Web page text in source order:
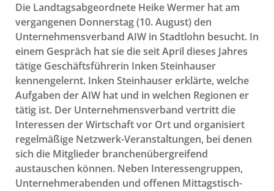
Die Landtagsabgeordnete Heike Wermer hat am
vergangenen Donnerstag (10. August) den
Unternehmensverband AIW in Stadtlohn besucht. In
einem Gespräch hat sie die seit April dieses Jahres
tätige Geschäftsführerin Inken Steinhauser
kennengelernt. Inken Steinhauser erklärte, welche
Aufgaben der AIW hat und in welchen Regionen er
tätig ist. Der Unternehmensverband vertritt die
Interessen der Wirtschaft vor Ort und organisiert
regelmäßige Netzwerk-Veranstaltungen, bei denen
sich die Mitglieder branchenübergreifend
austauschen können. Neben Interessengruppen,
Unternehmerabenden und offenen Mittagstisch-